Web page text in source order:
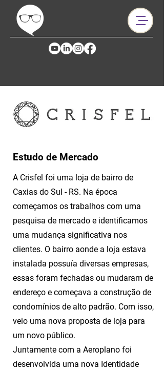
Estudo de Mercado
A Crisfel foi uma loja de bairro de
Caxias do Sul - RS. Na época
começamos os trabalhos com uma
pesquisa de mercado e identificamos
uma mudança significativa nos
clientes. O bairro aonde a loja estava
instalada possuía diversas empresas,
essas foram fechadas ou mudaram de
endereço e começava a construção de
condomínios de alto padrão. Com isso,
veio uma nova proposta de loja para
um novo público.
Juntamente com a Aeroplano foi
desenvolvida uma nova Identidade